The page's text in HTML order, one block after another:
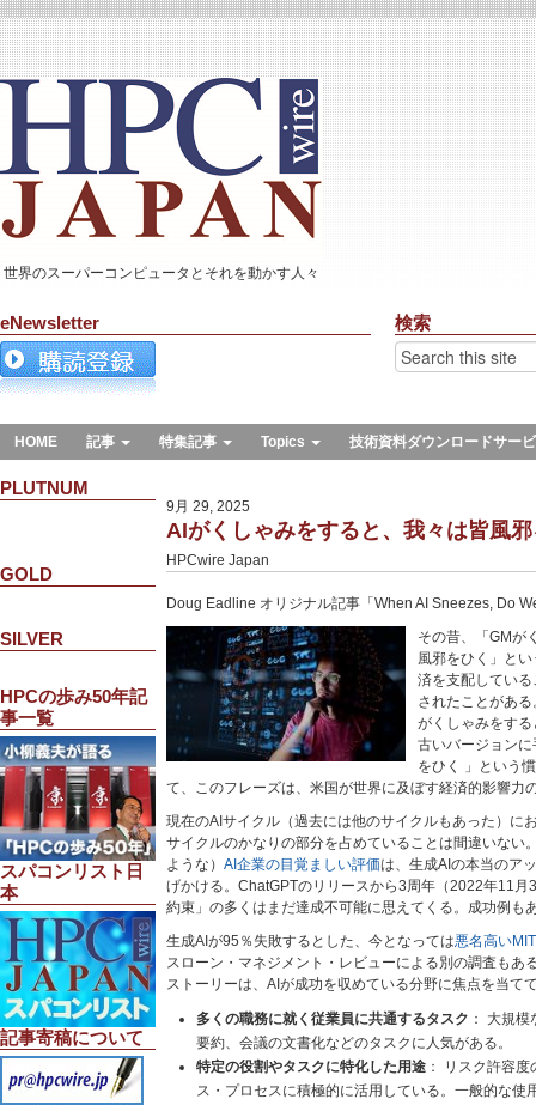
世界のスーパーコンピュータとそれを動かす人々
eNewsletter 検索
HOME 記事 特集記事 Topics 技術資料ダウンロードサー
PLUTNUM
GOLD
SILVER
HPCの歩み50年記
事一覧
スパコンリスト日
本
記事寄稿について
9月 29, 2025
AIがくしゃみをすると、我々は皆風
HPCwire Japan
Doug Eadline オリジナル記事「When AI Sneezes, Do
その昔、「GMが
風邪をひく」と
済を支配してい
されたことがあ
がくしゃみをす
古いバージョン
をひく 」という
て、このフレーズは、米国が世界に及ぼす経済的影響力
現在のAIサイクル（過去には他のサイクルもあった）に
サイクルのかなりの部分を占めていることは間違いない
ような） AI企業の目覚ましい評価は、生成AIの本当のア
げかける。ChatGPTのリリースから3周年（2022年11月
約束」の多くはまだ達成不可能に思えてくる。成功例も
生成AIが95％失敗するとした、今となっては悪名高い
スローン・マネジメント・レビューによる別の調査もあ
ストーリーは、AIが成功を収めている分野に焦点を当て
多くの職務に就く従業員に共通するタスク ： 大規
要約、会議の文書化などのタスクに人気がある。
特定の役割やタスクに特化した用途： リスク許容度
ス・プロセスに積極的に活用している。一般的な使